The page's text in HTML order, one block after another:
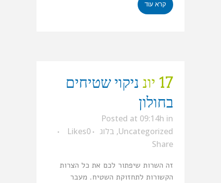
קרא עוד
17 יונ
ניקוי שטיחים
בחולון
Posted at 09:14h in
Uncategorized
, בלוג 0
Likes
Share
זה השרות שיפתור לכם את כל הצרות
הקשורות לתחזוקת השטיח. מעבר